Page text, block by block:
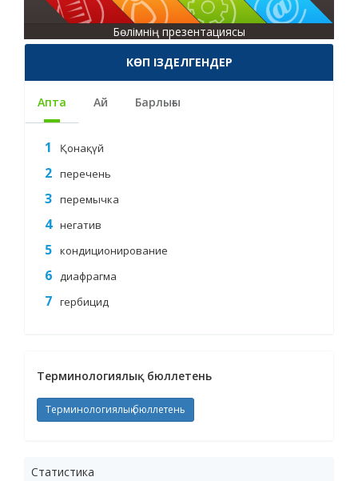
Бөлімнің презентациясы
КӨП ІЗДЕЛГЕНДЕР
Апта Ай Барлығы
Қонақүй
перечень
перемычка
негатив
кондиционирование
диафрагма
гербицид
Терминологиялық бюллетень
Терминологиялық бюллетень
Статистика